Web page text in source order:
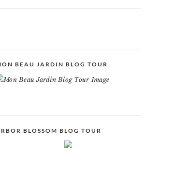
BEAU JARDIN BLOG TOUR
BLOSSOM BLOG TOUR